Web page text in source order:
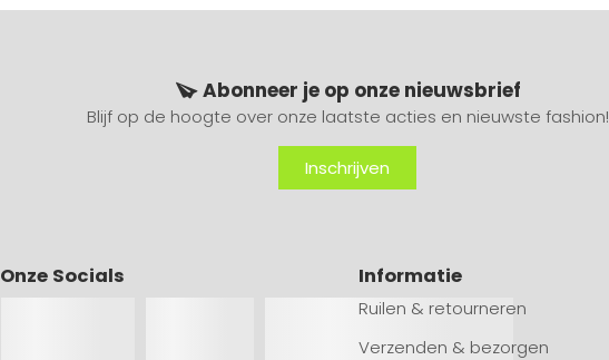
Abonneer je op onze nieuwsbrief
Blijf op de hoogte over onze laatste acties en nieuwste fashion!
Inschrijven
Onze Socials Informatie
Ruilen & retourneren
Verzenden & bezorgen